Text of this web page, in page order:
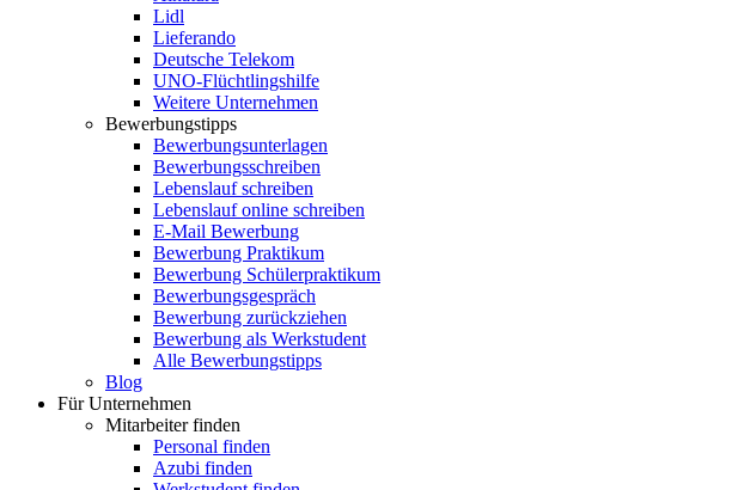
Lidl
Lieferando
Deutsche Telekom
UNO-Flüchtlingshilfe
Weitere Unternehmen
Bewerbungstipps
Bewerbungsunterlagen
Bewerbungsschreiben
Lebenslauf schreiben
Lebenslauf online schreiben
E-Mail Bewerbung
Bewerbung Praktikum
Bewerbung Schülerpraktikum
Bewerbungsgespräch
Bewerbung zurückziehen
Bewerbung als Werkstudent
Alle Bewerbungstipps
Blog
Für Unternehmen
Mitarbeiter finden
Personal finden
Azubi finden